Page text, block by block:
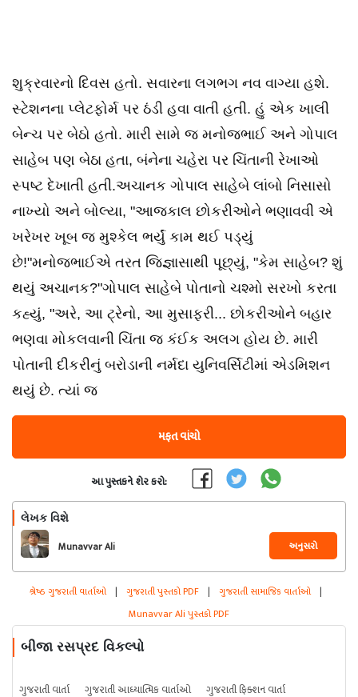
શુક્રવારનો દિવસ હતો. સવારના લગભગ નવ વાગ્યા હશે.
સ્ટેશનના પ્લેટફોર્મ પર ઠંડી હવા વાતી હતી. હું એક ખાલી
બેન્ચ પર બેઠો હતો. મારી સામે જ મનોજભાઈ અને ગોપાલ
સાહેબ પણ બેઠા હતા, બંનેના ચહેરા પર ચિંતાની રેખાઓ
સ્પષ્ટ દેખાતી હતી.અચાનક ગોપાલ સાહેબે લાંબો નિસાસો
નાખ્યો અને બોલ્યા, "આજકાલ છોકરીઓને ભણાવવી એ
ખરેખર ખૂબ જ મુશ્કેલ ભર્યું કામ થઈ પડ્યું
છે!"મનોજભાઈએ તરત જિજ્ઞાસાથી પૂછ્યું, "કેમ સાહેબ? શું
થયું અચાનક?"ગોપાલ સાહેબે પોતાનો ચશ્મો સરખો કરતા
કહ્યું, "અરે, આ ટ્રેનો, આ મુસાફરી... છોકરીઓને બહાર
ભણવા મોકલવાની ચિંતા જ કંઈક અલગ હોય છે. મારી
પોતાની દીકરીનું બરોડાની નર્મદા યુનિવર્સિટીમાં એડમિશન
થયું છે. ત્યાં જ
મફત વાંચો
આ પુસ્તકને શેર કરો:
લેખક વિશે
Munavvar Ali અનુસરો
શ્રેષ્ઠ ગુજરાતી વાર્તાઓ | ગુજરાતી પુસ્તકો PDF | ગુજરાતી સામાજિક વાર્તાઓ |
Munavvar Ali પુસ્તકો PDF
બીજા રસપ્રદ વિકલ્પો
ગુજરાતી વાર્તા ગુજરાતી આધ્યાત્મિક વાર્તાઓ
ગુજરાતી ફિક્શન વાર્તા